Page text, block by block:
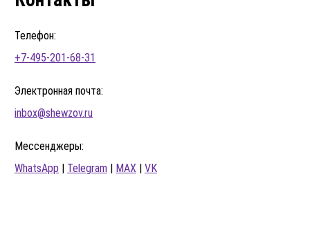
Телефон:
+7-495-201-68-31
Электронная почта:
inbox@shewzov.ru
Мессенджеры:
WhatsApp | Telegram | MAX | VK